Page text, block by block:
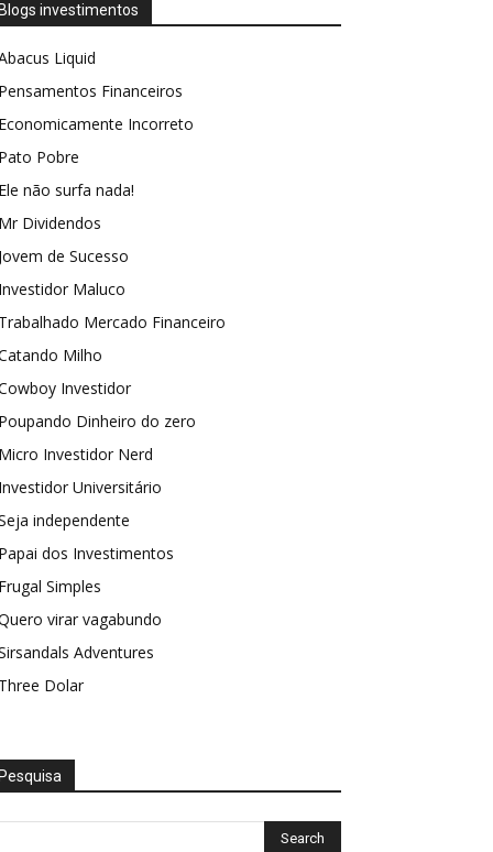
investimentos
Liquid
Financeiros
Incorreto
Pobre
não surfa nada!
Dividendos
de Sucesso
Maluco
Mercado Financeiro
Milho
Investidor
Dinheiro do zero
Investidor Nerd
Universitário
independente
dos Investimentos
Simples
virar vagabundo
Adventures
Dolar